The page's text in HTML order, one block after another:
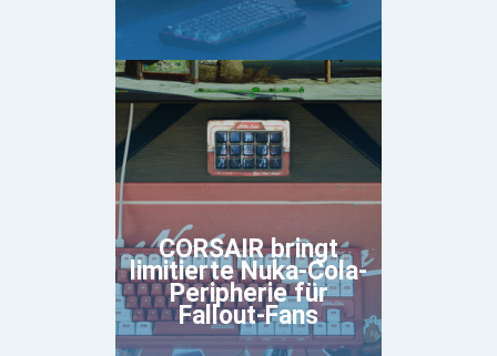
CORSAIR bringt
limitierte Nuka-Cola-
Peripherie für
Fallout-Fans